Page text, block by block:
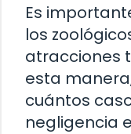
Es
los
atracciones
esta
cuántos
negligencia